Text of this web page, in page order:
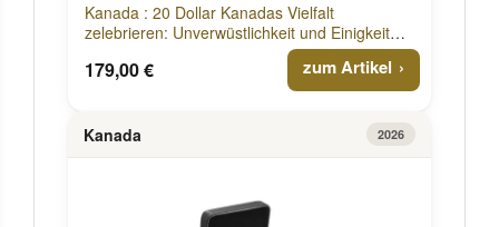
Kanada : 20 Dollar Kanadas Vielfalt
zelebrieren: Unverwüstlichkeit und Einigkeit
179,00 € zum Artikel
Kanada 2026